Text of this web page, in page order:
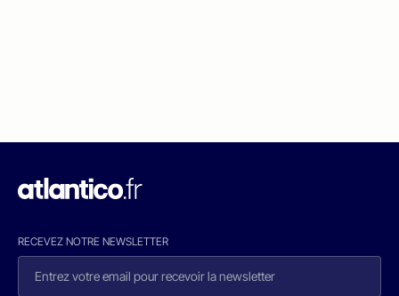
RECEVEZ NOTRE NEWSLETTER